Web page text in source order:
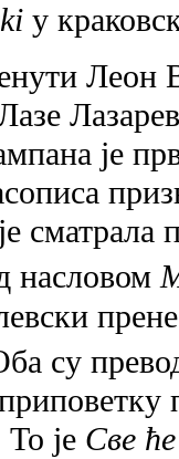
у
Леон
је
насловом
су
To je Све